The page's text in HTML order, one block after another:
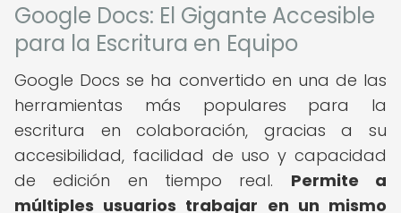
Google Docs: El Gigante Accesible
para la Escritura en Equipo
Google Docs se ha convertido en una de las
herramientas más populares para la
escritura en colaboración, gracias a su
accesibilidad, facilidad de uso y capacidad
de edición en tiempo real. Permite a
múltiples usuarios trabajar en un mismo